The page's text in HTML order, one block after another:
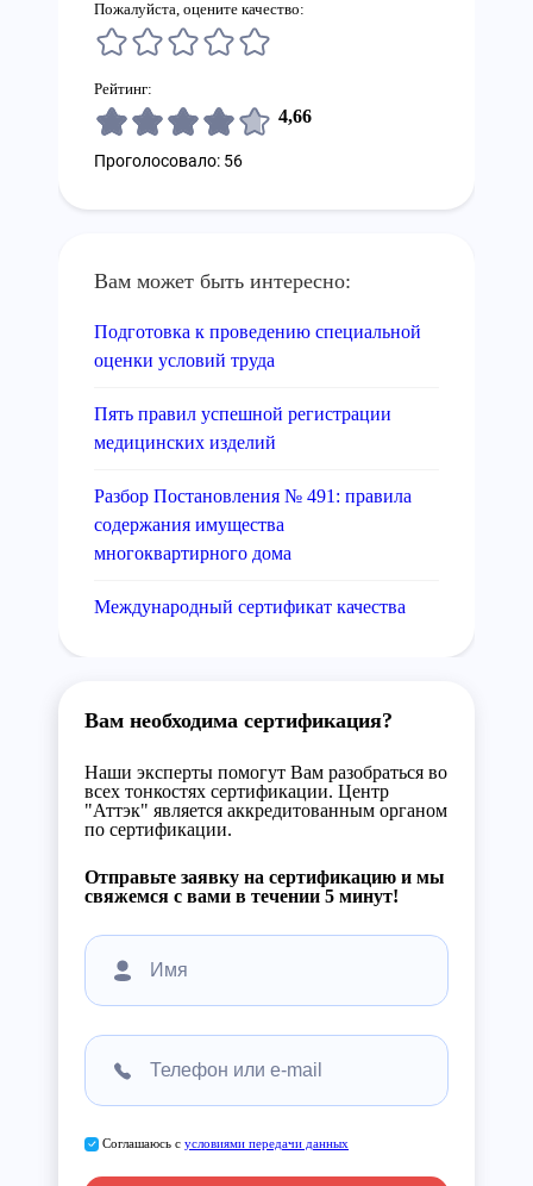
Пожалуйста, оцените качество:
Рейтинг:
4,66
Проголосовало: 56
Вам может быть интересно:
Подготовка к проведению специальной
оценки условий труда
Пять правил успешной регистрации
медицинских изделий
Разбор Постановления № 491: правила
содержания имущества
многоквартирного дома
Международный сертификат качества
Вам необходима сертификация?
Наши эксперты помогут Вам разобраться во
всех тонкостях сертификации. Центр
"Аттэк" является аккредитованным органом
по сертификации.
Отправьте заявку на сертификацию и мы
свяжемся с вами в течении 5 минут!
Соглашаюсь с условиями передачи данных